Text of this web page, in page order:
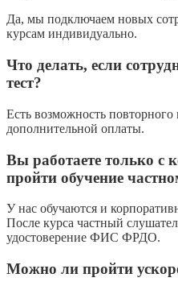
Да, мы подключаем новых
курсам индивидуально.
Что делать, если
тест?
Есть возможность
дополнительной оплаты.
Вы работаете только
пройти обучение
У нас обучаются и
После курса частный
удостоверение ФИС ФРДО.
Можно ли пройти